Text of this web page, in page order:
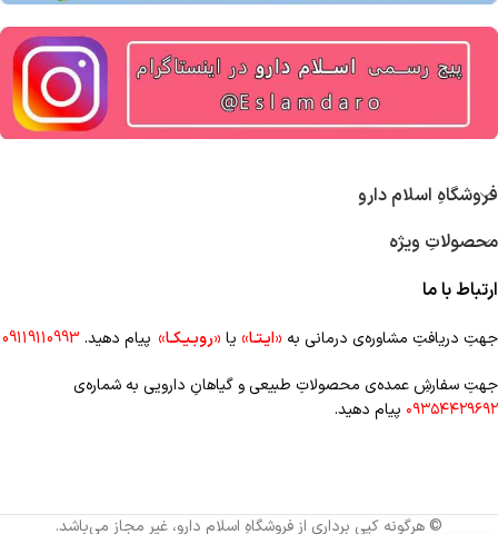
فروشگاهِ اسلام دارو
محصولاتِ ویژه
ارتباط با ما
جهتِ دریافتِ مشاوره‌ی درمانی به «ایـتـا» یا «روبـیـکـا» پیام دهید. 09119110993
جهتِ سفارشِ عمده‌‌ی محصولاتِ طبیعی و گیاهانِ دارویی به شماره‌ی
۰۹۳۵۴۴۲۹۶۹۲ پیام دهید.
© هرگونه کپی برداری از فروشگاهِ اسلام دارو، غیرِ مجاز می‌باشد.